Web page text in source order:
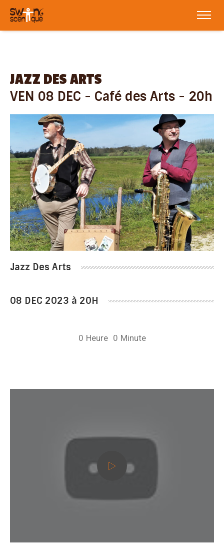
JAZZ DES ARTS
VEN 08 DEC - Café des Arts - 20h
Jazz Des Arts
08 DEC 2023 à 20H
0 Heure 0 Minute